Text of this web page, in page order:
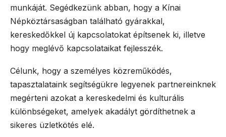
munkáját. Segédkezünk abban, hogy a Kínai
Népköztársaságban található gyárakkal,
kereskedőkkel új kapcsolatokat építsenek ki, illetve
hogy meglévő kapcsolataikat fejlesszék.
Célunk, hogy a személyes közreműködés,
tapasztalataink segítségükre legyenek partnereinknek
megérteni azokat a kereskedelmi és kulturális
különbségeket, amelyek akadályt gördíthetnek a
sikeres üzletkötés elé.